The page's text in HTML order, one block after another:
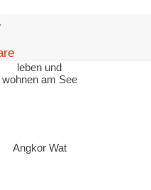
leben und
wohnen am See
Angkor Wat